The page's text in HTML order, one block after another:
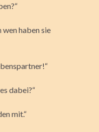
wen haben sie
dabei?“
mit.“